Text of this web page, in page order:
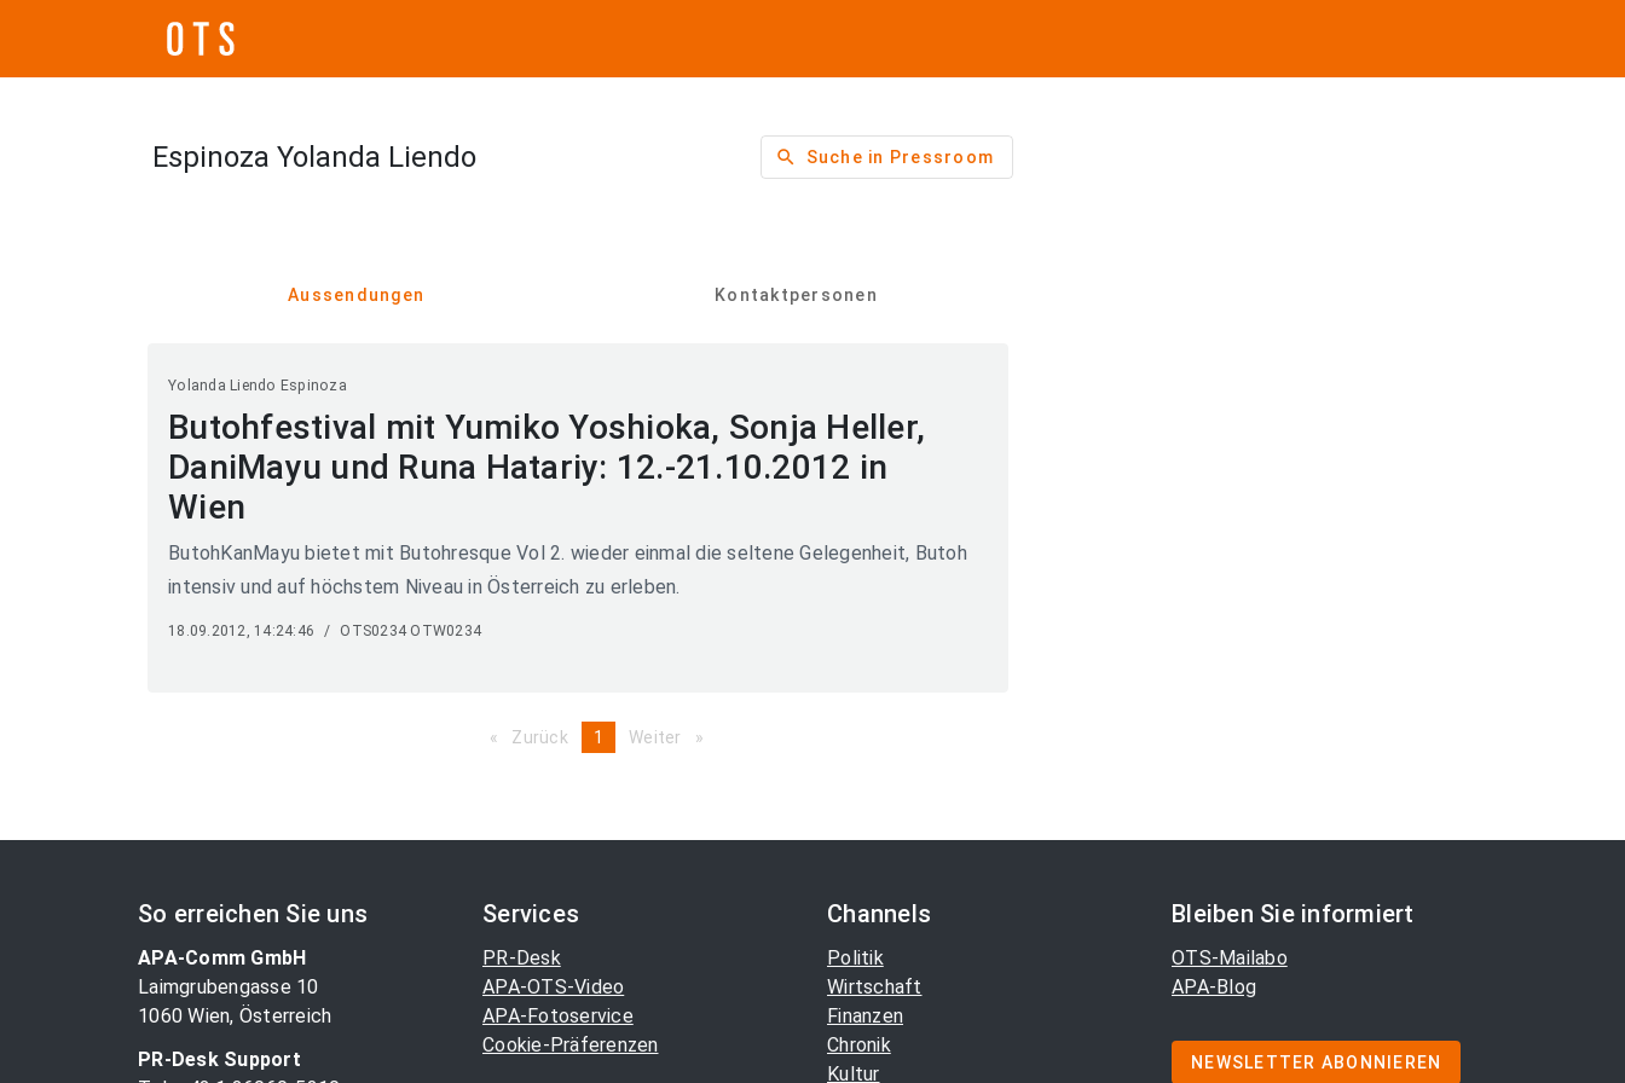
Espinoza Yolanda Liendo search Suche in Pressroom
Aussendungen Kontaktpersonen
Yolanda Liendo Espinoza
Butohfestival mit Yumiko Yoshioka, Sonja Heller,
DaniMayu und Runa Hatariy: 12.-21.10.2012 in
Wien
ButohKanMayu bietet mit Butohresque Vol 2. wieder einmal die seltene Gelegenheit, Butoh
intensiv und auf höchstem Niveau in Österreich zu erleben.
18.09.2012, 14:24:46 / OTS0234 OTW0234
Zurück pageYou're
1 Weiter page
So erreichen Sie uns
APA-Comm GmbH
Laimgrubengasse 10
1060 Wien, Österreich
PR-Desk Support
Services
PR-Desk
APA-OTS-Video
APA-Fotoservice
Cookie-Präferenzen
Channels
Politik
Wirtschaft
Finanzen
Chronik
Kultur
Bleiben Sie informiert
OTS-Mailabo
APA-Blog
NEWSLETTER ABONNIEREN